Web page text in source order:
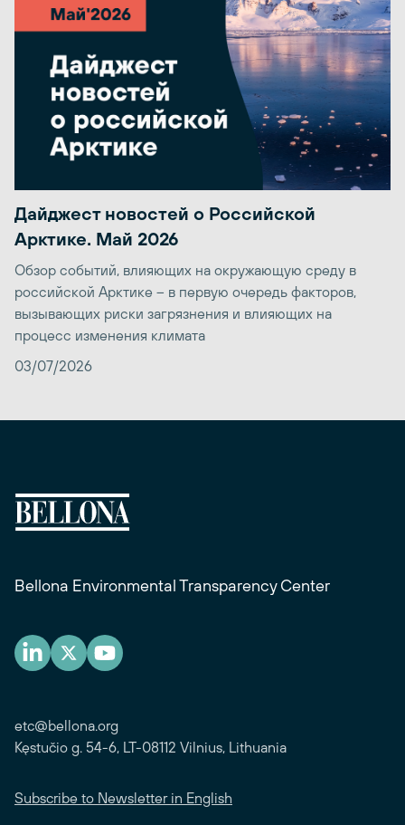
Дайджест новостей о Российской
Арктике. Май 2026
Обзор событий, влияющих на окружающую среду в
российской Арктике – в первую очередь факторов,
вызывающих риски загрязнения и влияющих на
процесс изменения климата
03/07/2026
Bellona Environmental Transparency Center
etc@bellona.org
Kęstučio g. 54-6, LT-08112 Vilnius, Lithuania
Subscribe to Newsletter in English